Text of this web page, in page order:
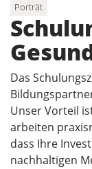
Porträt
Das
Unser Vorteil
arbeiten
dass Ihre
nachhaltigen